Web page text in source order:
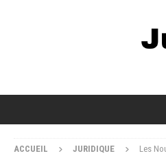
ACCUEIL JURIDIQUE
Les